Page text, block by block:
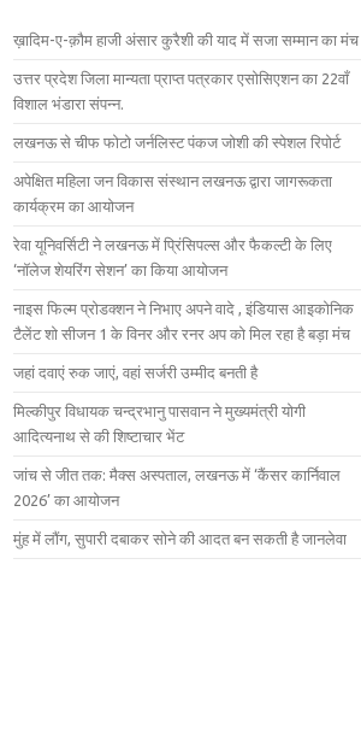
ख़ादिम-ए-क़ौम हाजी अंसार कुरैशी की याद में सजा सम्मान का मंच
उत्तर प्रदेश जिला मान्यता प्राप्त पत्रकार एसोसिएशन का 22वाँ
विशाल भंडारा संपन्न.
लखनऊ से चीफ फोटो जर्नलिस्ट पंकज जोशी की स्पेशल रिपोर्ट
अपेक्षित महिला जन विकास संस्थान लखनऊ द्वारा जागरूकता
कार्यक्रम का आयोजन
रेवा यूनिवर्सिटी ने लखनऊ में प्रिंसिपल्स और फैकल्टी के लिए
‘नॉलेज शेयरिंग सेशन’ का किया आयोजन
नाइस फिल्म प्रोडक्शन ने निभाए अपने वादे , इंडियास आइकोनिक
टैलेंट शो सीजन 1 के विनर और रनर अप को मिल रहा है बड़ा मंच
जहां दवाएं रुक जाएं, वहां सर्जरी उम्मीद बनती है
मिल्कीपुर विधायक चन्द्रभानु पासवान ने मुख्यमंत्री योगी
आदित्यनाथ से की शिष्टाचार भेंट
जांच से जीत तक: मैक्स अस्पताल, लखनऊ में ‘कैंसर कार्निवाल
2026’ का आयोजन
मुंह में लौंग, सुपारी दबाकर सोने की आदत बन सकती है जानलेवा